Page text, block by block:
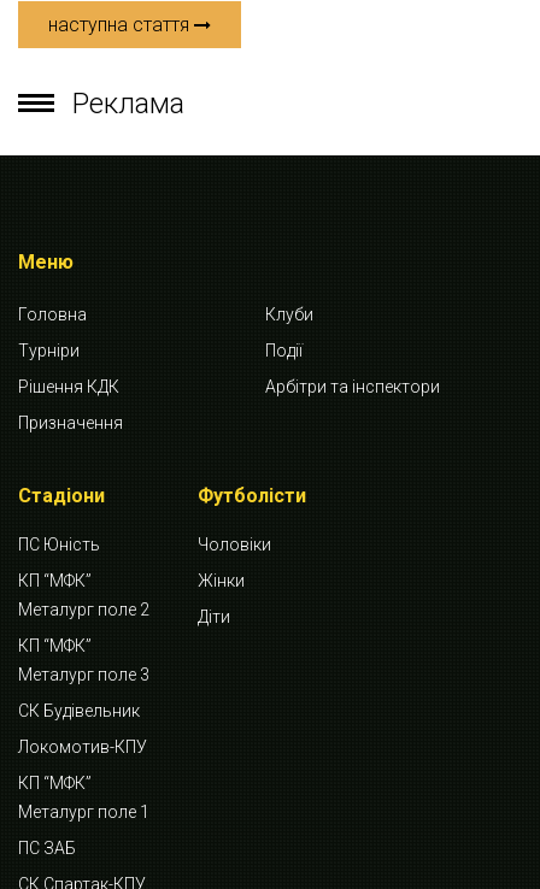
наступна стаття
Реклама
Меню
Головна
Клуби
Турніри
Події
Рішення КДК
Арбітри та інспектори
Призначення
Стадіони
ПС Юність
КП “МФК”
Металург поле 2
КП “МФК”
Металург поле 3
СК Будівельник
Локомотив-КПУ
КП “МФК”
Металург поле 1
ПС ЗАБ
СК Спартак-КПУ
Футболісти
Чоловіки
Жінки
Діти